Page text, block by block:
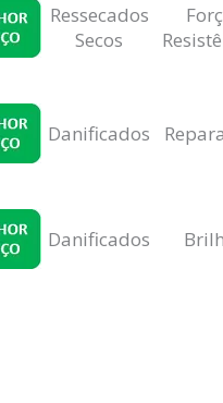
Ressecados
Secos
Danificados
Danificados